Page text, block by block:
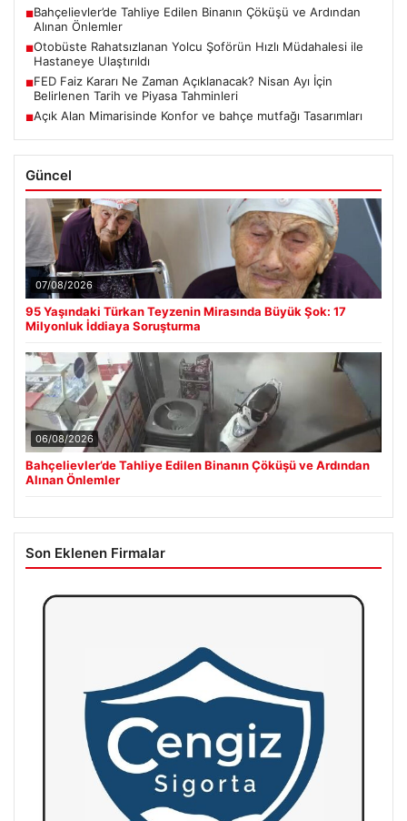
■Bahçelievler’de Tahliye Edilen Binanın Çöküşü ve Ardından
Alınan Önlemler
■Otobüste Rahatsızlanan Yolcu Şoförün Hızlı Müdahalesi ile
Hastaneye Ulaştırıldı
■FED Faiz Kararı Ne Zaman Açıklanacak? Nisan Ayı İçin
Belirlenen Tarih ve Piyasa Tahminleri
■Açık Alan Mimarisinde Konfor ve bahçe mutfağı Tasarımları
Güncel
07/08/2026
95 Yaşındaki Türkan Teyzenin Mirasında Büyük Şok: 17
Milyonluk İddiaya Soruşturma
06/08/2026
Bahçelievler’de Tahliye Edilen Binanın Çöküşü ve Ardından
Alınan Önlemler
Son Eklenen Firmalar